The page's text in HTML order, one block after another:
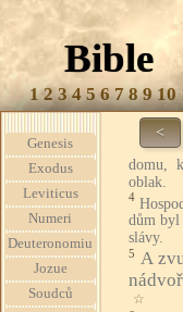
Bible
1 2 3 4 5 6 7 8 9 10
Genesis
Exodus
Leviticus
Numeri
Deuteronomiu
Jozue
Soudců
<
domu,
oblak.
4
dům byl
slávy.
5 A
☆